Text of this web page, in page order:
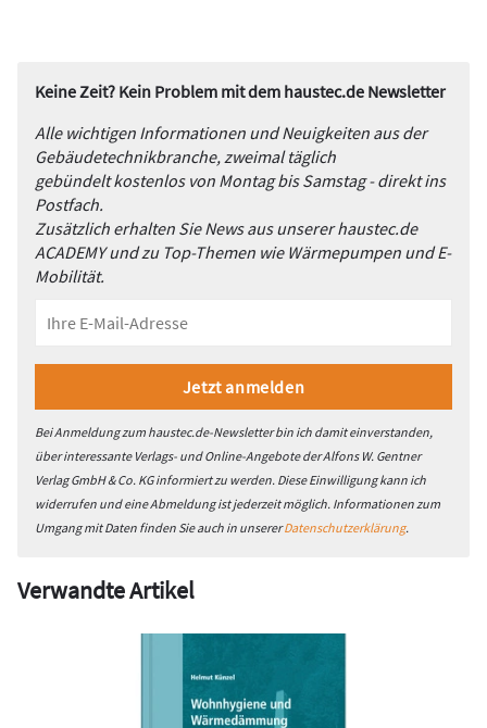
Keine Zeit? Kein Problem mit dem haustec.de Newsletter
Alle wichtigen Informationen und Neuigkeiten aus der
Gebäudetechnikbranche, zweimal täglich
gebündelt kostenlos von Montag bis Samstag - direkt ins
Postfach.
Zusätzlich erhalten Sie News aus unserer haustec.de
ACADEMY und zu Top-Themen wie Wärmepumpen und E-
Mobilität.
Bei Anmeldung zum haustec.de-Newsletter bin ich damit einverstanden,
über interessante Verlags- und Online-Angebote der Alfons W. Gentner
Verlag GmbH & Co. KG informiert zu werden. Diese Einwilligung kann ich
widerrufen und eine Abmeldung ist jederzeit möglich. Informationen zum
Umgang mit Daten finden Sie auch in unsererDatenschutzerklärung.
Verwandte Artikel